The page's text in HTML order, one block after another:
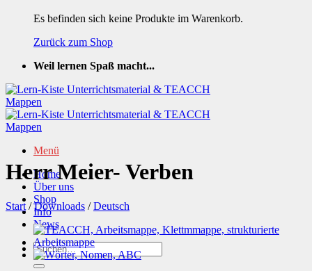
Es befinden sich keine Produkte im Warenkorb.
Zurück zum Shop
Weil lernen Spaß macht...
Menü
Home
Über uns
Shop
Info
News
Suchen
nach:
Herr Meier- Verben
Start / Downloads / Deutsch